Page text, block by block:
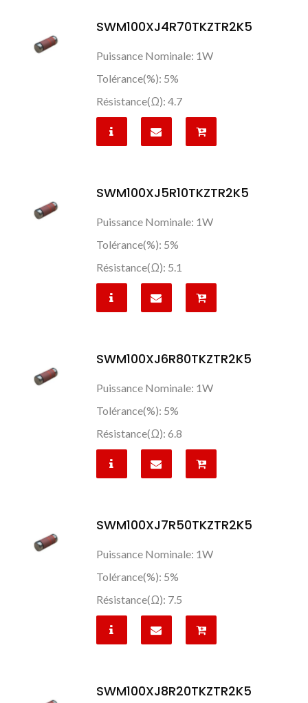
SWM100XJ4R70TKZTR2K5
Puissance Nominale: 1W
Tolérance(%): 5%
Résistance(Ω): 4.7
SWM100XJ5R10TKZTR2K5
Puissance Nominale: 1W
Tolérance(%): 5%
Résistance(Ω): 5.1
SWM100XJ6R80TKZTR2K5
Puissance Nominale: 1W
Tolérance(%): 5%
Résistance(Ω): 6.8
SWM100XJ7R50TKZTR2K5
Puissance Nominale: 1W
Tolérance(%): 5%
Résistance(Ω): 7.5
SWM100XJ8R20TKZTR2K5